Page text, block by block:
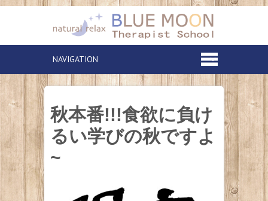
秋本番!!!食欲に負け
るい学びの秋ですよ
~